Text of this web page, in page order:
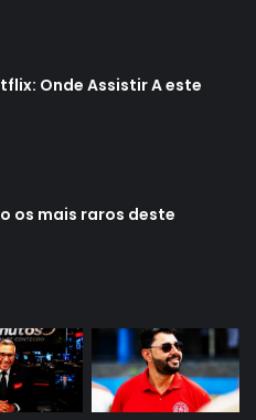
Onde Assistir A este
os mais raros deste